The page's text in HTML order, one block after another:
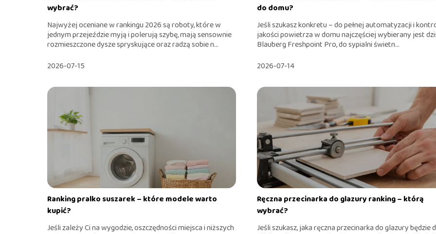
wybrać?
Najwyżej oceniane w rankingu 2026 są roboty, które w
jednym przejeździe myją i polerują szybę, mają sensownie
rozmieszczone dysze spryskujące oraz radzą sobie n...
2026-07-15
do domu?
Jeśli szukasz konkretu – do pełnej automatyzacji i
jakości powietrza w domu najczęściej wybierany jest
Blauberg Freshpoint Pro, do sypialni świetn...
2026-07-14
Ranking pralko suszarek – które modele warto
kupić?
Jeśli zależy Ci na wygodzie, oszczędności miejsca i niższych
Ręczna przecinarka do glazury ranking – którą
wybrać?
Jeśli szukasz, jaka ręczna przecinarka do glazury będzie